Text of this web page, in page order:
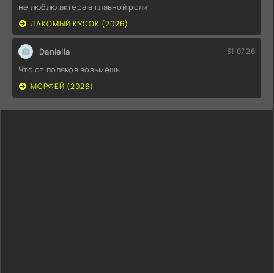
не люблю актера в главной роли
ЛАКОМЫЙ КУСОК (2026)
Daniella 31.07.26
Что от поляков возьмешь
МОРФЕЙ (2026)